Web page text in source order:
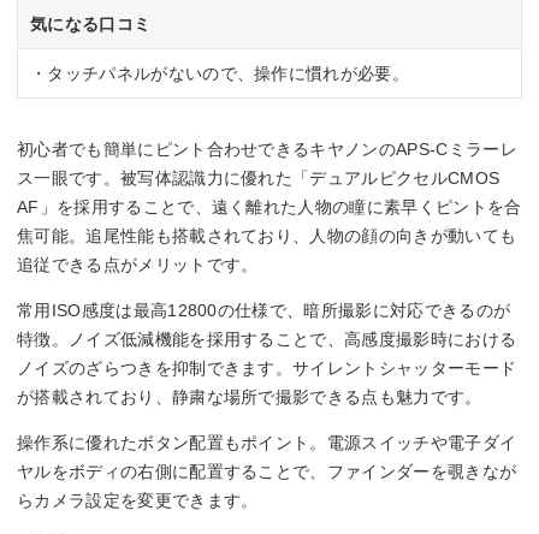
重量
約356g(バッテリー、メモリーカードを含む)、約309g(本体の
気になる口コミ
・タッチパネルがないので、操作に慣れが必要。
初心者でも簡単にピント合わせできるキヤノンのAPS-Cミラーレ
ス一眼です。被写体認識力に優れた「デュアルピクセルCMOS
AF」を採用することで、遠く離れた人物の瞳に素早くピントを合
焦可能。追尾性能も搭載されており、人物の顔の向きが動いても
追従できる点がメリットです。
常用ISO感度は最高12800の仕様で、暗所撮影に対応できるのが
特徴。ノイズ低減機能を採用することで、高感度撮影時における
ノイズのざらつきを抑制できます。サイレントシャッターモード
が搭載されており、静粛な場所で撮影できる点も魅力です。
操作系に優れたボタン配置もポイント。電源スイッチや電子ダイ
ヤルをボディの右側に配置することで、ファインダーを覗きなが
らカメラ設定を変更できます。